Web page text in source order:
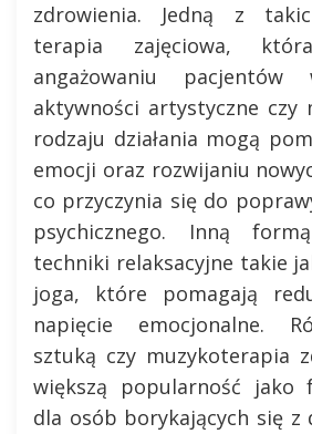
zdrowienia. Jedną z
terapia zajęciowa,
angażowaniu pacjentów
aktywności artystyczne czy
rodzaju działania mogą
emocji oraz rozwijaniu
co przyczynia się do
psychicznego. Inną
techniki relaksacyjne takie
joga, które pomagają
napięcie emocjonalne.
sztuką czy muzykoterapia
większą popularność jako
dla osób borykających się z